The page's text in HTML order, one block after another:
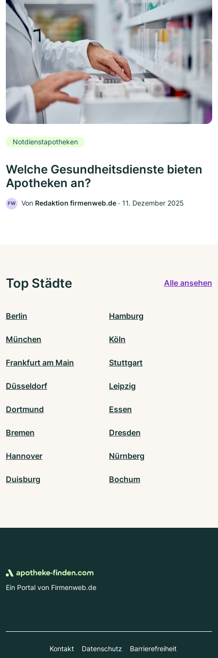
Notdienstapotheken
Welche Gesundheitsdienste bieten
Apotheken an?
FW Von Redaktion firmenweb.de ‧ 11. Dezember 2025
Top Städte Alle ansehen
Berlin Hamburg
München Köln
Frankfurt am Main Stuttgart
Düsseldorf Leipzig
Dortmund Essen
Bremen Dresden
Hannover Nürnberg
Duisburg Bochum
Ein Portal von Firmenweb.de
Kontakt Datenschutz Barrierefreiheit